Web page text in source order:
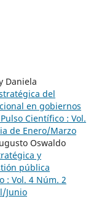
Daniela
del
en gobiernos
Científico : Vol.
de Enero/Marzo
Oswaldo
y
pública
: Vol. 4 Núm. 2
Junio